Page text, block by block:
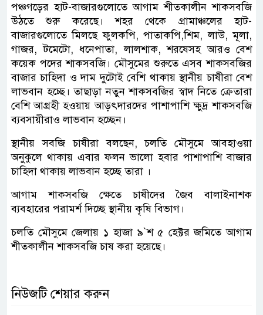
পঞ্চগড়ের হাট-বাজারগুলোতে আগাম শীতকালীন শাকসবজি
উঠতে শুরু করেছে। শহর থেকে গ্রামাঞ্চলের হাট-
বাজারগুলোতে মিলছে ফুলকপি, পাতাকপি,শিম, লাউ, মূলা,
গাজর, টমেটো, ধনেপাতা, লালশাক, শরষেসহ আরও বেশ
কয়েক পদের শাকসবজি। মৌসুমের শুরুতে এসব শাকসবজির
বাজার চাহিদা ও দাম দুটোই বেশি থাকায় স্থানীয় চাষীরা বেশ
লাভবান হচ্ছে। তাছাড়া নতুন শাকসবজির স্বাদ নিতে ক্রেতারা
বেশি আগ্রহী হওয়ায় আড়ৎদারদের পাশাপাশি ক্ষুদ্র শাকসবজি
ব্যবসায়ীরাও লাভবান হচ্ছেন।
স্থানীয় সবজি চাষীরা বলছেন, চলতি মৌসুমে আবহাওয়া
অনুকুলে থাকায় এবার ফলন ভালো হবার পাশাপাশি বাজার
চাহিদা থাকায় লাভবান হচ্ছে তারা ।
আগাম শাকসবজি ক্ষেতে চাষীদের জৈব বালাইনাশক
ব্যবহারের পরামর্শ দিচ্ছে স্থানীয় কৃষি বিভাগ।
চলতি মৌসুমে জেলায় ১ হাজা ৯`শ ৫ হেক্টর জমিতে আগাম
শীতকালীন শাকসবজি চাষ করা হয়েছে।
নিউজটি শেয়ার করুন